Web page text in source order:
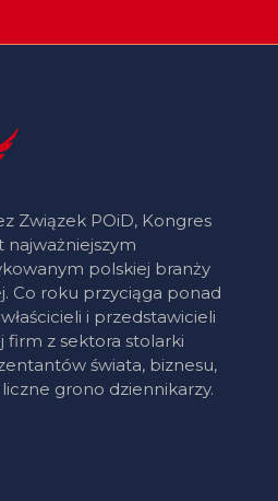
Związek POiD, Kongres
najważniejszym
polskiej branży
Co roku przyciąga ponad
i przedstawicieli
firm z sektora stolarki
świata, biznesu,
grono dziennikarzy.